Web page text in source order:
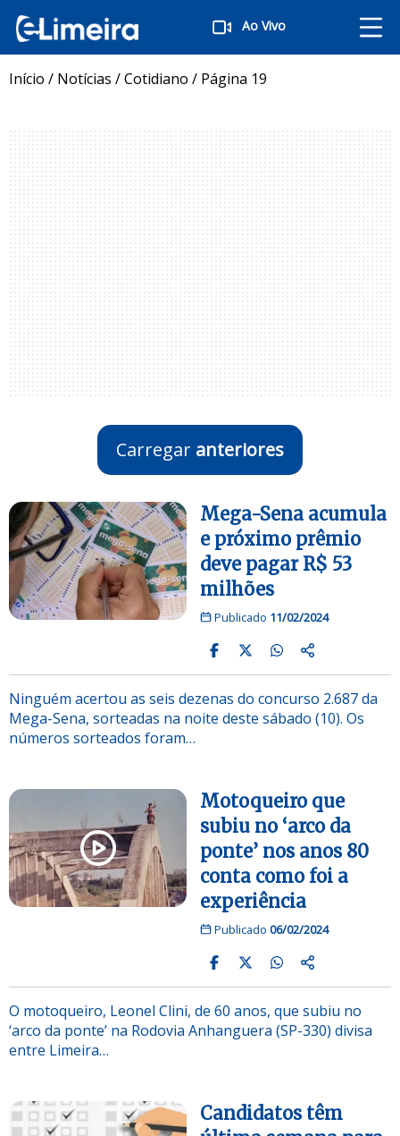
Ao Vivo
Início / Notícias /Cotidiano / Página 19
Carregar anteriores
Mega-Sena acumula
e próximo prêmio
deve pagar R$ 53
milhões
Publicado 11/02/2024
Ninguém acertou as seis dezenas do concurso 2.687 da
Mega-Sena, sorteadas na noite deste sábado (10). Os
números sorteados foram…
Motoqueiro que
subiu no ‘arco da
ponte’ nos anos 80
conta como foi a
experiência
Publicado 06/02/2024
O motoqueiro, Leonel Clini, de 60 anos, que subiu no
‘arco da ponte’ na Rodovia Anhanguera (SP-330) divisa
entre Limeira…
Candidatos têm